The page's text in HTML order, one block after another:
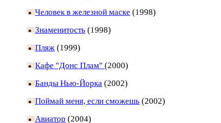
Человек в железной маске (1998)
Знаменитость (1998)
Пляж (1999)
Кафе "Донс Плам" (2000)
Банды Нью-Йорка (2002)
Поймай меня, если сможешь (2002)
Авиатор (2004)